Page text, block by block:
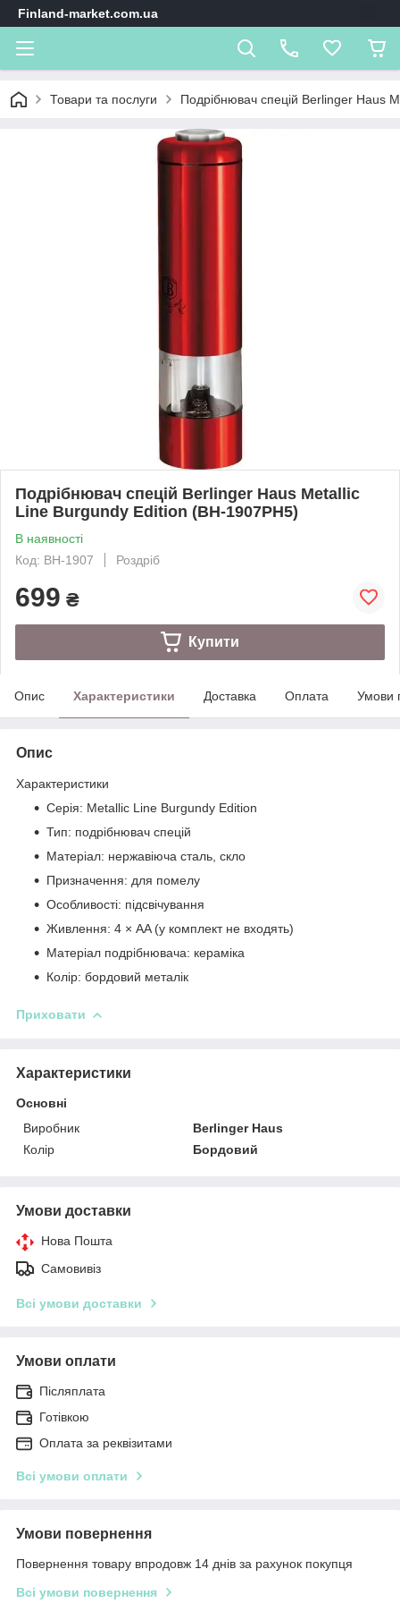
Finland-market.com.ua
Товари та послуги Подрібнювач спецій Berlinger Haus
Подрібнювач спецій Berlinger Haus Metallic
Line Burgundy Edition (BH-1907PH5)
В наявності
Код: BH-1907
Роздріб
699 ₴
Купити
Опис Характеристики Доставка Оплата Умови
Опис
Характеристики
Серія: Metallic Line Burgundy Edition
Тип: подрібнювач спецій
Матеріал: нержавіюча сталь, скло
Призначення: для помелу
Особливості: підсвічування
Живлення: 4 × AA (у комплект не входять)
Матеріал подрібнювача: кераміка
Колір: бордовий металік
Приховати
Характеристики
Основні
Виробник
Berlinger Haus
Колір
Бордовий
Умови доставки
Нова Пошта
Самовивіз
Всі умови доставки
Умови оплати
Післяплата
Готівкою
Оплата за реквізитами
Всі умови оплати
Умови повернення
Повернення товару впродовж 14 днів за рахунок покупця
Всі умови повернення